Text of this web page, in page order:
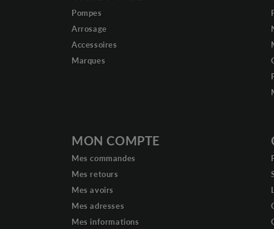
Pompes
Arrosage
Accessoires
Marques
MON COMPTE
Mes commandes
Mes retours
Mes avoirs
Mes adresses
Mes informations